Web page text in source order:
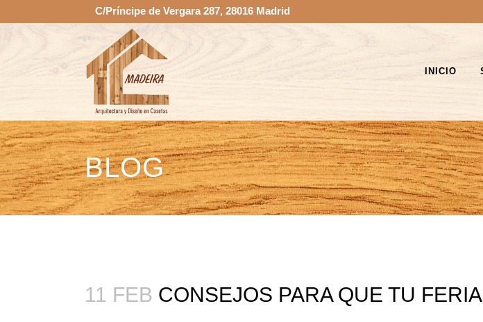
C/Príncipe de Vergara 287, 28016 Madrid
INICIO
BLOG
11 FEB CONSEJOS PARA QUE TU